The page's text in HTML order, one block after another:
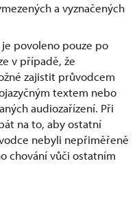
a vyznačených
povoleno pouze po
v případě, že
zajistit průvodcem
textem nebo
audiozařízení. Při
na to, aby ostatní
nebyli nepřiměřeně
chování vůči ostatním